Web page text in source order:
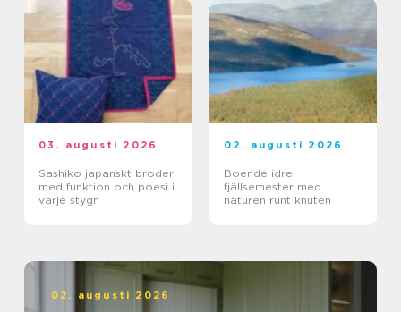
03. augusti 2026
Sashiko japanskt broderi
med funktion och poesi i
varje stygn
02. augusti 2026
Boende idre
fjällsemester med
naturen runt knuten
02. augusti 2026